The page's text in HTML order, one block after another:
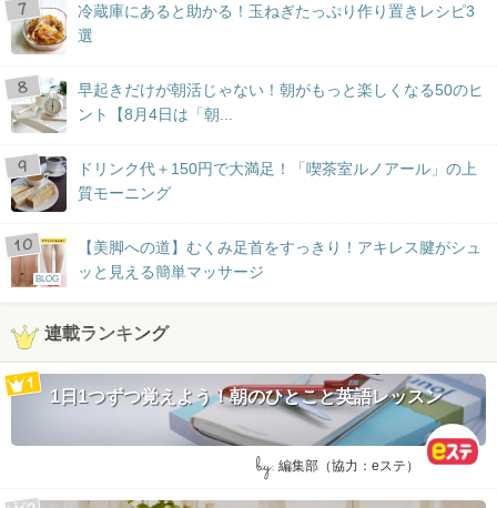
冷蔵庫にあると助かる！玉ねぎたっぷり作り置きレシピ3
選
早起きだけが朝活じゃない！朝がもっと楽しくなる50のヒ
ント【8月4日は「朝...
ドリンク代＋150円で大満足！「喫茶室ルノアール」の上
質モーニング
BLOG
【美脚への道】むくみ足首をすっきり！アキレス腱がシュ
ッと見える簡単マッサージ
連載ランキング
1日1つずつ覚えよう！朝のひとこと英語レッスン
by: 編集部（協力：eステ）